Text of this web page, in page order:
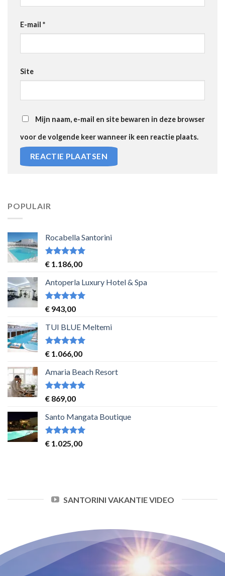
E-mail *
Site
Mijn naam, e-mail en site bewaren in deze browser
voor de volgende keer wanneer ik een reactie plaats.
POPULAIR
Rocabella Santorini
Waardering
€ 1.186,00
Antoperla Luxury Hotel & Spa
Waardering
uit 5
€ 943,00
TUI BLUE Meltemi
Waardering
€ 1.066,00
Amaria Beach Resort
Waardering
uit 5
€ 869,00
Santo Mangata Boutique
Waardering
€ 1.025,00
SANTORINI VAKANTIE VIDEO